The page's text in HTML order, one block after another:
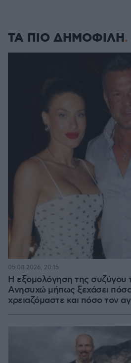
ΑΠΑΝΤΗΣΗ
Κάτοικος (οδ.Στουρναρη)
πάρκινγκ με το μήνα αλλιώς...
ΑΠΑΝΤΗΣΗ
13.04.2025, 20:40
Η ΕΛ.ΑΣ. ΣΥΛΛΑΜΒΑΝΕΙ
,ΑΛΛΑ ΟΙ <<ΠΡΟΟΔΕΥΤΙΚΟΙ
ΑΦΗΝΟΥΝ ΕΛΕΥΘΕΡΟΥΣ
ΕΠ ΄ΑΥΤΟΦΩΡΩ..
ΑΠΑΝΤΗΣΗ
Νά ξεκαθαρίσουμε
13.04.2025, 20:26
ότι όλοι εμείς πού μένουμε
κανονικοί άνθρωποι κ δεν
αυτά τα εξαμβλώματα. Από
δημιουργούν όλα αυτά.
κριτικές για μάς.